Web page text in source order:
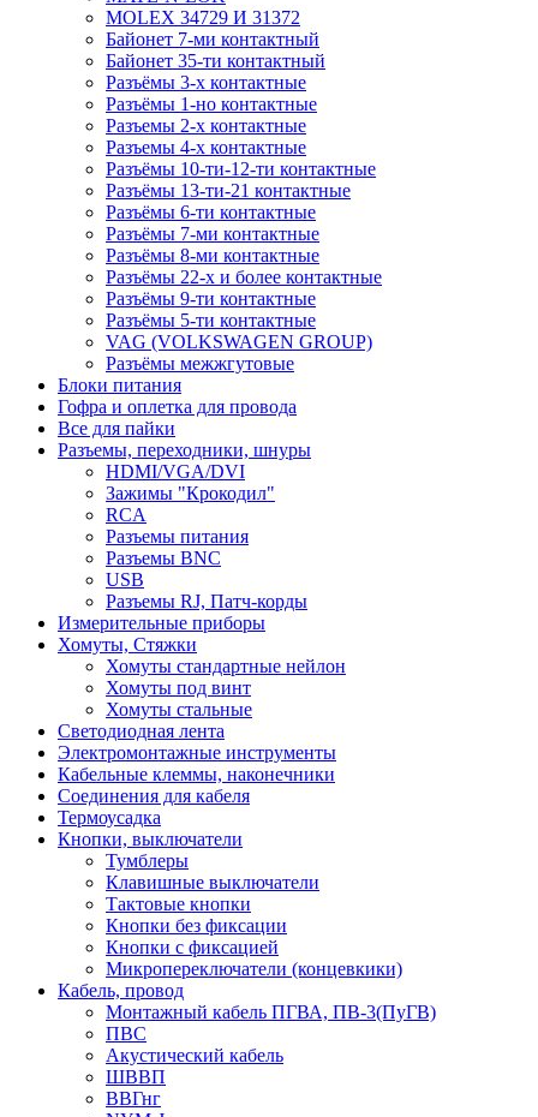
MOLEX 34729 И 31372
Байонет 7-ми контактный
Байонет 35-ти контактный
Разъёмы 3-х контактные
Разъёмы 1-но контактные
Разъемы 2-х контактные
Разъемы 4-х контактные
Разъёмы 10-ти-12-ти контактные
Разъёмы 13-ти-21 контактные
Разъёмы 6-ти контактные
Разъёмы 7-ми контактные
Разъёмы 8-ми контактные
Разъёмы 22-х и более контактные
Разъёмы 9-ти контактные
Разъёмы 5-ти контактные
VAG (VOLKSWAGEN GROUP)
Разъёмы межжгутовые
Блоки питания
Гофра и оплетка для провода
Все для пайки
Разъемы, переходники, шнуры
HDMI/VGA/DVI
Зажимы "Крокодил"
RCA
Разъемы питания
Разъемы BNC
USB
Разъемы RJ, Патч-корды
Измерительные приборы
Хомуты, Стяжки
Хомуты стандартные нейлон
Хомуты под винт
Хомуты стальные
Светодиодная лента
Электромонтажные инструменты
Кабельные клеммы, наконечники
Соединения для кабеля
Термоусадка
Кнопки, выключатели
Тумблеры
Клавишные выключатели
Тактовые кнопки
Кнопки без фиксации
Кнопки с фиксацией
Микропереключатели (концевкики)
Кабель, провод
Монтажный кабель ПГВА, ПВ-3(ПуГВ)
ПВС
Акустический кабель
ШВВП
ВВГнг